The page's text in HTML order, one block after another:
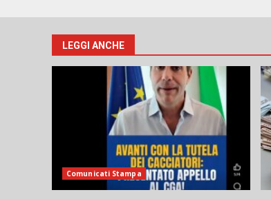
LEGGI ANCHE
Comunicati Stampa